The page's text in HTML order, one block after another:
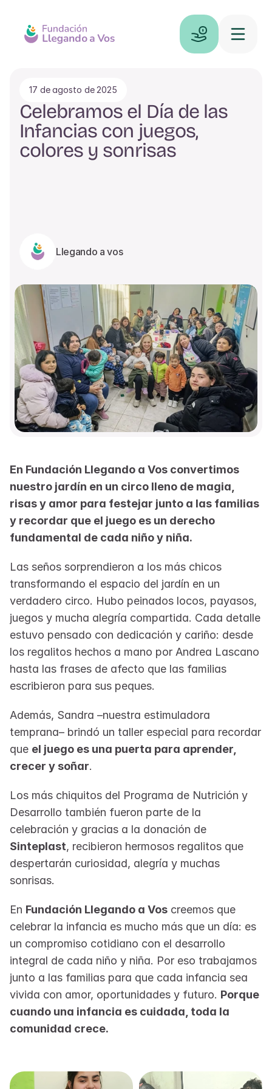
17 de agosto de 2025
Celebramos el Día de las
Infancias con juegos,
colores y sonrisas
Llegando a vos
En Fundación Llegando a Vos convertimos
nuestro jardín en un circo lleno de magia,
risas y amor para festejar junto a las familias
y recordar que el juego es un derecho
fundamental de cada niño y niña.
Las seños sorprendieron a los más chicos
transformando el espacio del jardín en un
verdadero circo. Hubo peinados locos, payasos,
juegos y mucha alegría compartida. Cada detalle
estuvo pensado con dedicación y cariño: desde
los regalitos hechos a mano por Andrea Lascano
hasta las frases de afecto que las familias
escribieron para sus peques.
Además, Sandra –nuestra estimuladora
temprana– brindó un taller especial para recordar
que el juego es una puerta para aprender,
crecer y soñar.
Los más chiquitos del Programa de Nutrición y
Desarrollo también fueron parte de la
Sinteplast, recibieron hermosos regalitos que
despertarán curiosidad, alegría y muchas
sonrisas.
En Fundación Llegando a Vos creemos que
celebrar la infancia es mucho más que un día: es
un compromiso cotidiano con el desarrollo
integral de cada niño y niña. Por eso trabajamos
junto a las familias para que cada infancia sea
vivida con amor, oportunidades y futuro. Porque
cuando una infancia es cuidada, toda la
comunidad crece.